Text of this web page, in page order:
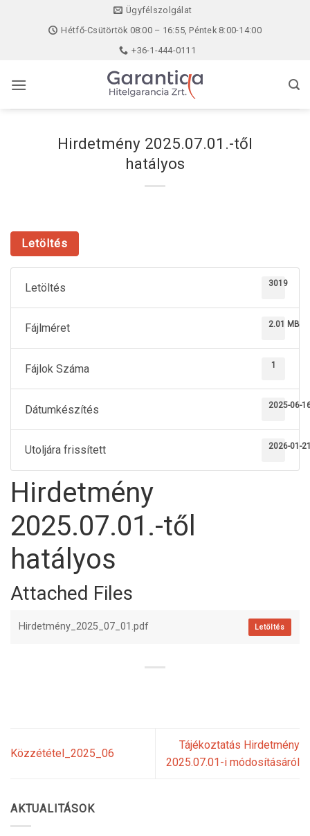
Ügyfélszolgálat
Hétfő-Csütörtök 08:00 – 16:55, Péntek 8:00-14:00
+36-1-444-0111
Hirdetmény 2025.07.01.-től
hatályos
Letöltés
Letöltés 3019
Fájlméret 2.01 MB
Fájlok Száma 1
Dátumkészítés 2025-06-
Utoljára frissített 2026-01-
Hirdetmény
2025.07.01.-től
hatályos
Attached Files
Hirdetmény_2025_07_01.pdf Letöltés
Közzététel_2025_06
Tájékoztatás Hirdetmény
2025.07.01-i módosításáról
AKTUALITÁSOK